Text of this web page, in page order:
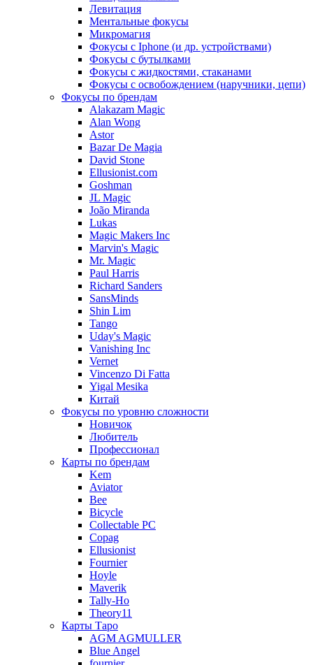
Левитация
Ментальные фокусы
Микромагия
Фокусы с Iphone (и др. устройствами)
Фокусы с бутылками
Фокусы с жидкостями, стаканами
Фокусы с освобождением (наручники, цепи)
Фокусы по брендам
Alakazam Magic
Alan Wong
Astor
Bazar De Magia
David Stone
Ellusionist.com
Goshman
JL Magic
João Miranda
Lukas
Magic Makers Inc
Marvin's Magic
Mr. Magic
Paul Harris
Richard Sanders
SansMinds
Shin Lim
Tango
Uday's Magic
Vanishing Inc
Vernet
Vincenzo Di Fatta
Yigal Mesika
Китай
Фокусы по уровню сложности
Новичок
Любитель
Профессионал
Карты по брендам
Kem
Aviator
Bee
Bicycle
Collectable PC
Copag
Ellusionist
Fournier
Hoyle
Maverik
Tally-Ho
Theory11
Карты Таро
AGM AGMULLER
Blue Angel